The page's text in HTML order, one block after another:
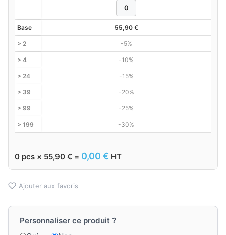
Base 55,90 €
> 2 -5%
> 4 -10%
> 24 -15%
> 39 -20%
> 99 -25%
> 199 -30%
0 pcs × 55,90 € = 0,00 € HT
Ajouter aux favoris
Personnaliser ce produit ?